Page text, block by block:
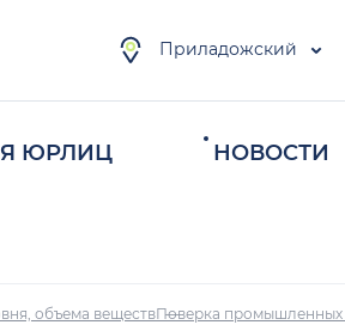
Приладожский
ЮРЛИЦ НОВОСТИ
объема веществПоверка промышленных